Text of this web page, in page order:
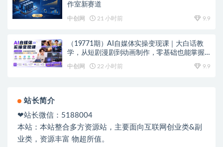
作室新赛道
中创网 21 小时前 9.9
（19771期）AI自媒体实操变现课｜大白话教
学，从短剧漫剧到动画制作，零基础也能掌握
中创网 22 小时前 9.9
站长简介
❤站长微信：5188004
本站：本站整合多方资源站，主要面向互联网创业类&副
业类，资源丰富 物超所值。